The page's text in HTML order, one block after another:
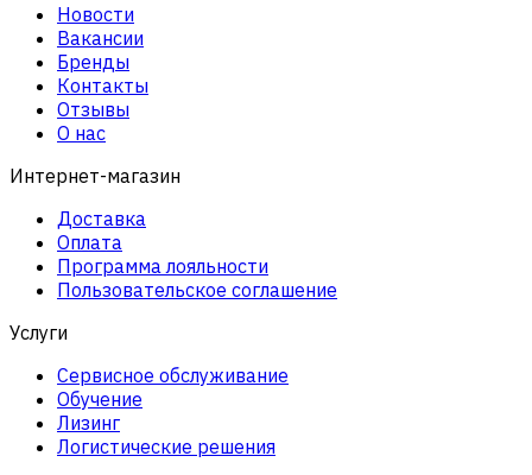
Новости
Вакансии
Бренды
Контакты
Отзывы
О нас
Интернет-магазин
Доставка
Оплата
Программа лояльности
Пользовательское соглашение
Услуги
Сервисное обслуживание
Обучение
Лизинг
Логистические решения